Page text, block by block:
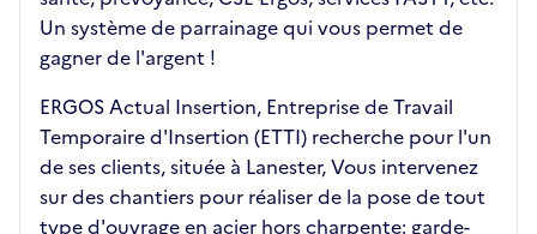
Un système de parrainage qui vous permet de
gagner de l'argent !
ERGOS Actual Insertion, Entreprise de Travail
Temporaire d'Insertion (ETTI) recherche pour l'un
de ses clients, située à Lanester, Vous intervenez
sur des chantiers pour réaliser de la pose de tout
type d'ouvrage en acier hors charpente: garde-